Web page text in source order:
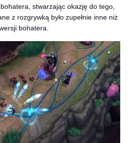
stwarzając okazję do tego,
z rozgrywką było zupełnie inne niż
bohatera.